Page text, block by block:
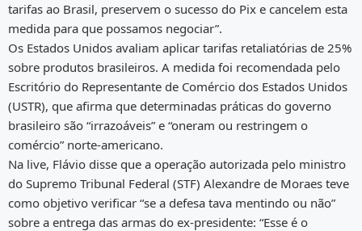
tarifas ao Brasil, preservem o sucesso do Pix e cancelem esta
medida para que possamos negociar”.
Os Estados Unidos avaliam aplicar tarifas retaliatórias de 25%
sobre produtos brasileiros. A medida foi recomendada pelo
Escritório do Representante de Comércio dos Estados Unidos
(USTR), que afirma que determinadas práticas do governo
brasileiro são “irrazoáveis” e “oneram ou restringem o
comércio” norte-americano.
Na live, Flávio disse que a operação autorizada pelo ministro
do Supremo Tribunal Federal (STF) Alexandre de Moraes teve
como objetivo verificar “se a defesa tava mentindo ou não”
sobre a entrega das armas do ex-presidente: “Esse é o